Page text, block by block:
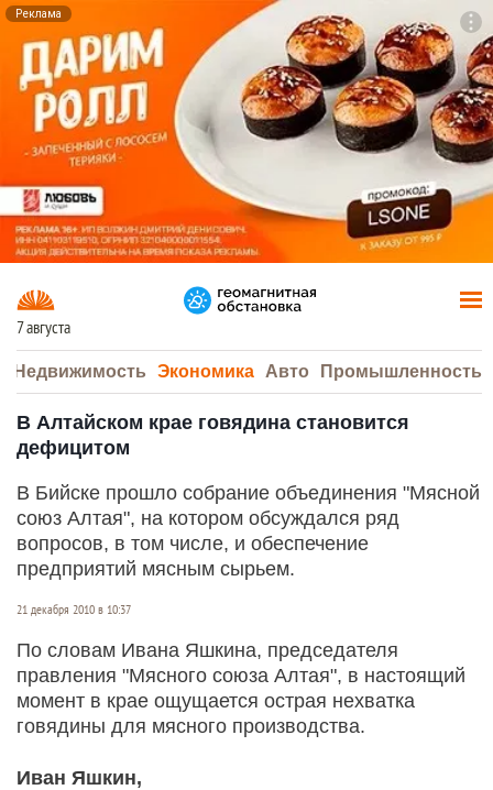
Реклама
7 августа
Недвижимость Экономика Авто Промышленность
В Алтайском крае говядина становится
дефицитом
В Бийске прошло собрание объединения "Мясной
союз Алтая", на котором обсуждался ряд
вопросов, в том числе, и обеспечение
предприятий мясным сырьем.
21 декабря 2010 в 10:37
По словам Ивана Яшкина, председателя
правления "Мясного союза Алтая", в настоящий
момент в крае ощущается острая нехватка
говядины для мясного производства.
Иван Яшкин,